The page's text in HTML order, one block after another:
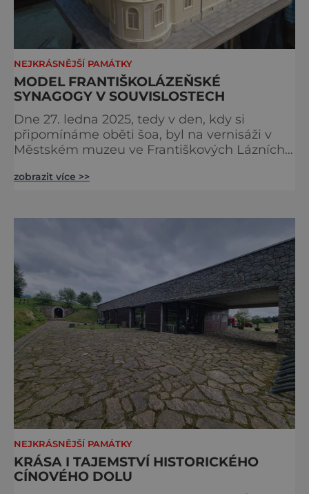
NEJKRÁSNĚJŠÍ PAMÁTKY
MODEL FRANTIŠKOLÁZEŇSKÉ
SYNAGOGY V SOUVISLOSTECH
Dne 27. ledna 2025, tedy v den, kdy si
připomínáme oběti šoa, byl na vernisáži v
Městském muzeu ve Františkových Lázních
nacisty zničena v roce 1938. Do lázeňského
některé události spojené s touto významnou
zobrazit více >>
NEJKRÁSNĚJŠÍ PAMÁTKY
KRÁSA I TAJEMSTVÍ HISTORICKÉHO
CÍNOVÉHO DOLU